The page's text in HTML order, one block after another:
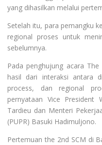
yang dihasilkan melalui
Setelah itu, para pemangku
regional proses untuk
sebelumnya.
Pada penghujung acara
hasil dari interaksi antara
process, dan regional
pernyataan Vice President
Tardieu dan Menteri
(PUPR) Basuki Hadimuljono.
Pertemuan the 2nd SCM di